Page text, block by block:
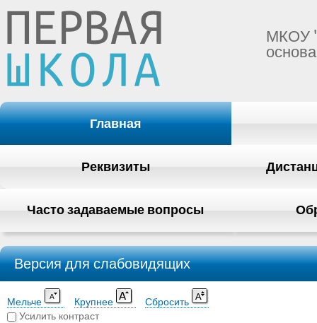
МКОУ
Главная
Реквизиты
Часто задаваемые вопросы
Версия для слабовидящих
Мельче Крупнее
Сбросить
Усилить контраст